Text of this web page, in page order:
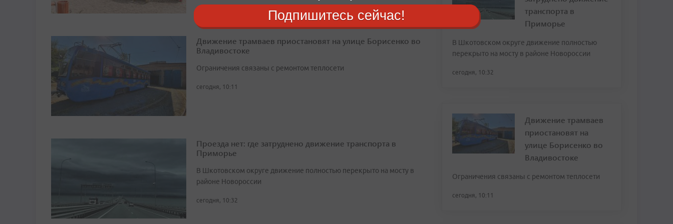
Движение трамваев приостановят на улице Борисенко во
Владивостоке
Ограничения связаны с ремонтом теплосети
сегодня, 10:11
Проезда нет: где затруднено движение транспорта в
Приморье
В Шкотовском округе движение полностью перекрыто на мосту в
районе Новороссии
сегодня, 10:32
транспорта в
Приморье
В Шкотовском округе движение полностью
перекрыто на мосту в районе Новороссии
сегодня, 10:32
Движение трамваев
приостановят на
улице Борисенко во
Владивостоке
Ограничения связаны с ремонтом теплосети
сегодня, 10:11
Подпишитесь сейчас!